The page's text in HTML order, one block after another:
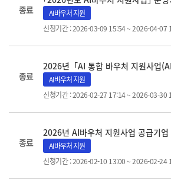
종료
AI바우처 지원
신청기간 : 2026-03-09 15:54 ~ 2026-04-07
종료
AI바우처 지원
신청기간 : 2026-02-27 17:14 ~ 2026-03-30
종료
AI바우처 지원
신청기간 : 2026-02-10 13:00 ~ 2026-02-24